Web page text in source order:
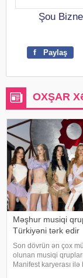
Şou
f Paylaş
OXŞAR
Məşhur musiqi
Türkiyəni tərk edir
Son dövrün ən çox
olunan musiqi
Manifest karyerası ilə